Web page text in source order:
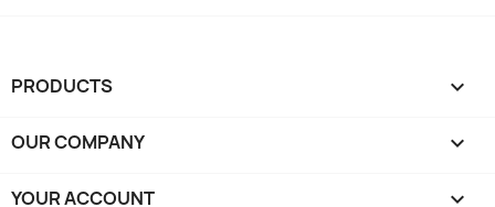
PRODUCTS 
OUR COMPANY 
YOUR ACCOUNT 